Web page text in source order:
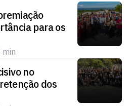
para os
min
no
dos